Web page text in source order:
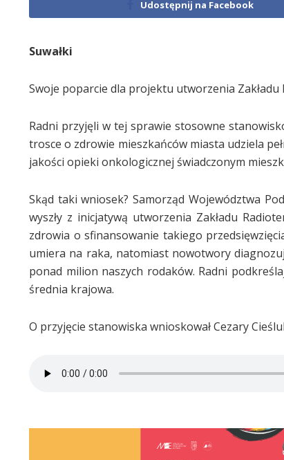
Udostępnij na Facebook
Suwałki
Swoje poparcie dla projektu utworzenia Zakładu
Radni przyjęli w tej sprawie stosowne
trosce o zdrowie mieszkańców miasta udziela
jakości opieki onkologicznej świadczonym
Skąd taki wniosek? Samorząd Województwa
wyszły z inicjatywą utworzenia Zakładu
zdrowia o sfinansowanie takiego
umiera na raka, natomiast nowotwory
ponad milion naszych rodaków. Radni
średnia krajowa.
O przyjęcie stanowiska wnioskował Cezary